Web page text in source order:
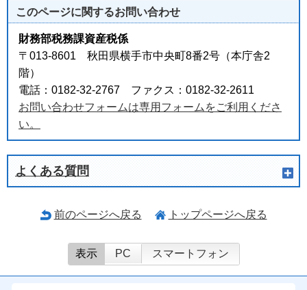
このページに関するお問い合わせ
財務部税務課資産税係
〒013-8601 秋田県横手市中央町8番2号（本庁舎2
階）
電話：0182-32-2767 ファクス：0182-32-2611
お問い合わせフォームは専用フォームをご利用くださ
い。
よくある質問
前のページへ戻る トップページへ戻る
表示 PC スマートフォン